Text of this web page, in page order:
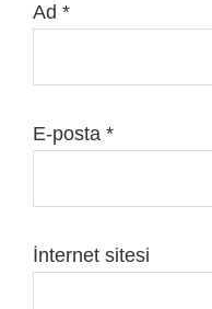
Ad *
E-posta *
İnternet sitesi